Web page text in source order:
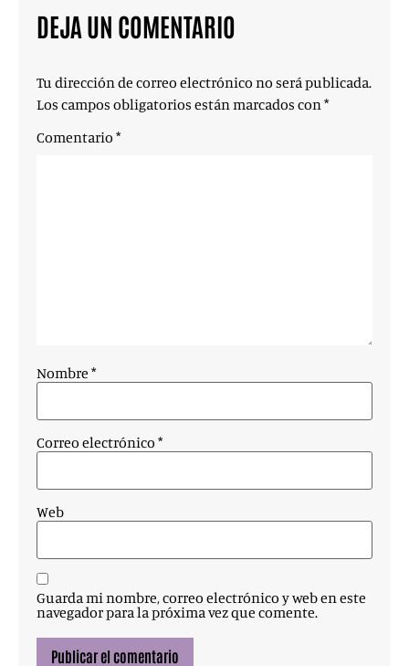
DEJA UN COMENTARIO
Tu dirección de correo electrónico no será publicada.
Los campos obligatorios están marcados con*
Comentario *
Nombre *
Correo electrónico *
Web
Guarda mi nombre, correo electrónico y web en este
navegador para la próxima vez que comente.